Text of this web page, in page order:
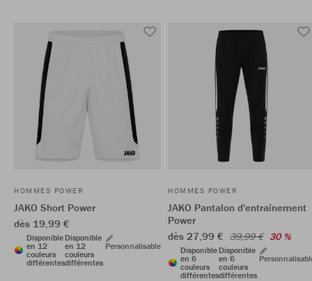
HOMMES POWER
JAKO Short Power
dès 19,99 €
Disponible
en 12
couleurs
différentes
Disponible
en 12
couleurs
différentes
Personnalisable
HOMMES POWER
JAKO Pantalon d'entraînement
Power
dès 27,99 € 39,99 € 30 %
Disponible
en 6
couleurs
différentes
Disponible
en 6
couleurs
différentes